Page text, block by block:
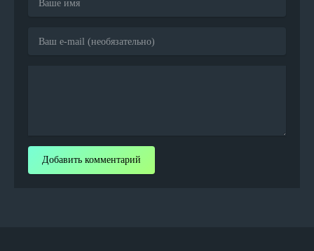
Добавить комментарий